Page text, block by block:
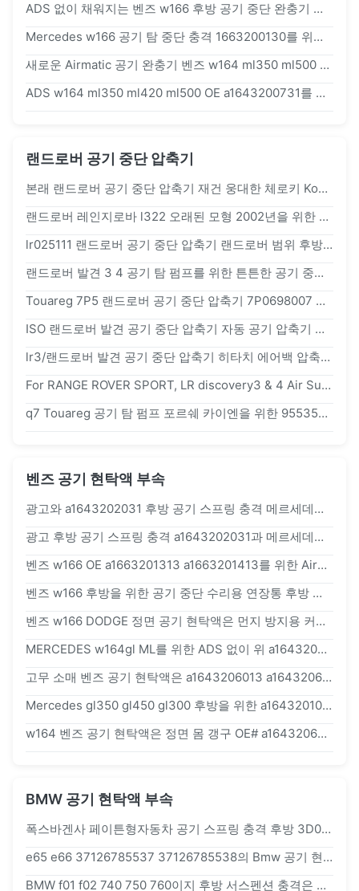
ADS 없이 채워지는 벤즈 w166 후방 공기 중단 완충기 가스
Mercedes w166 공기 탐 중단 충격 1663200130를 위한 후방 공기 중단 봄 우는 소리 스트럿
새로운 Airmatic 공기 완충기 벤즈 w164 ml350 ml500 OE# a1643206013
ADS w164 ml350 ml420 ml500 OE a1643200731를 가진 w164 ML 후방 공기 완충기
랜드로버 공기 중단 압축기
본래 랜드로버 공기 중단 압축기 재건 웅대한 체로키 Kompressor
랜드로버 레인지로바 l322 오래된 모형 2002년을 위한 OEM lr025111 공기 중단 압축기 펌프
lr025111 랜드로버 공기 중단 압축기 랜드로버 범위 후방/적당한 위치
랜드로버 발견 3 4 공기 탐 펌프를 위한 튼튼한 공기 중단 압축기
Touareg 7P5 랜드로버 공기 중단 압축기 7P0698007 보충 OEM 수리부품
ISO 랜드로버 발견 공기 중단 압축기 자동 공기 압축기 수선
lr3/랜드로버 발견 공기 중단 압축기 히타치 에어백 압축기를 재건하십시오
For RANGE ROVER SPORT, LR discovery3 & 4 Air Suspension Compressor PUMP NEW 2013
q7 Touareg 공기 탐 펌프 포르쉐 카이엔을 위한 95535890104의 랜드로버 공기 중단 압축기
벤즈 공기 현탁액 부속
광고와 a1643202031 후방 공기 스프링 충격 메르세데스 벤츠 ML 클래스 w164 GL 클래스 x164
광고 후방 공기 스프링 충격 a1643202031과 메르세데스 벤츠 ML 클래스 w164 GL 클래스 x164
벤즈 w166 OE a1663201313 a1663201413를 위한 Airmatic 수리용 연장통을 가진 정면 강철 반지 x166
벤즈 w166 후방을 위한 공기 중단 수리용 연장통 후방 먼지 시동 보장 12 달
벤즈 w166 DODGE 정면 공기 현탁액은 먼지 방지용 커버를 분해합니다
MERCEDES w164gl ML를 위한 ADS 없이 위 a1643206013 a1643206113 정면 본체 부품
고무 소매 벤즈 공기 현탁액은 a1643206013 a1643206113를 분해합니다
Mercedes gl350 gl450 gl300 후방을 위한 a1643201025 에어백 중단 봄
w164 벤즈 공기 현탁액은 정면 몸 갱구 OE# a1643206013 a6143206113를 분해합니다
BMW 공기 현탁액 부속
폭스바겐사 페이튼형자동차 공기 스프링 충격 후방 3D0616002
e65 e66 37126785537 37126785538의 Bmw 공기 현탁액 부속 후방 위 고무 산
BMW f01 f02 740 750 760이지 후방 서스펜션 충격은 장비 -1시 -1분을 수리합니다